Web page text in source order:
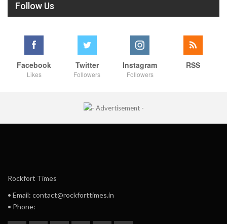
Follow Us
Facebook
Likes
Twitter
Followers
Instagram
Followers
RSS
Rockfort Times
• Email: contact@rockforttimes.in
• Phone: